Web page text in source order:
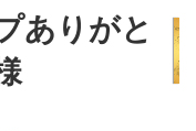
ありがと